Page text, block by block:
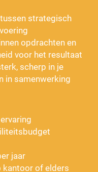
strategisch
opdrachten en
voor het resultaat
scherp in je
in samenwerking
jaar
kantoor of elders